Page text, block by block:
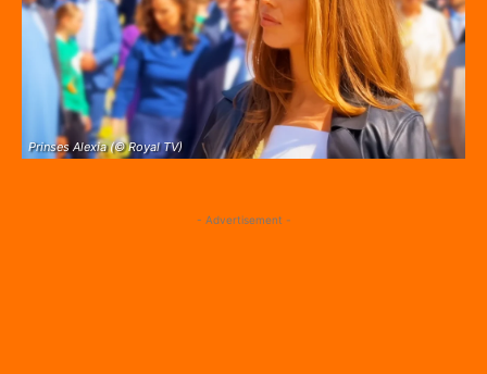
Prinses Alexia (© Royal TV)
- Advertisement -